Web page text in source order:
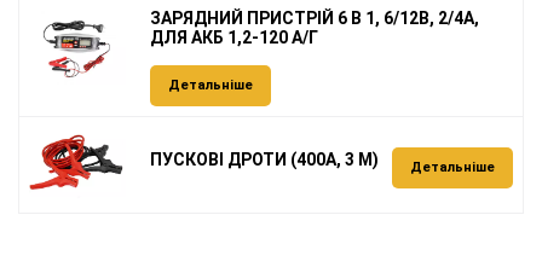
ЗАРЯДНИЙ ПРИСТРІЙ 6 В 1, 6/12В, 2/4А,
ДЛЯ АКБ 1,2-120 А/Г
Детальніше
ПУСКОВІ ДРОТИ (400А, 3 М) Детальніше